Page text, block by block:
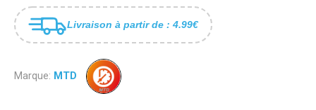
Livraison à partir de : 4.99€
Marque: MTD